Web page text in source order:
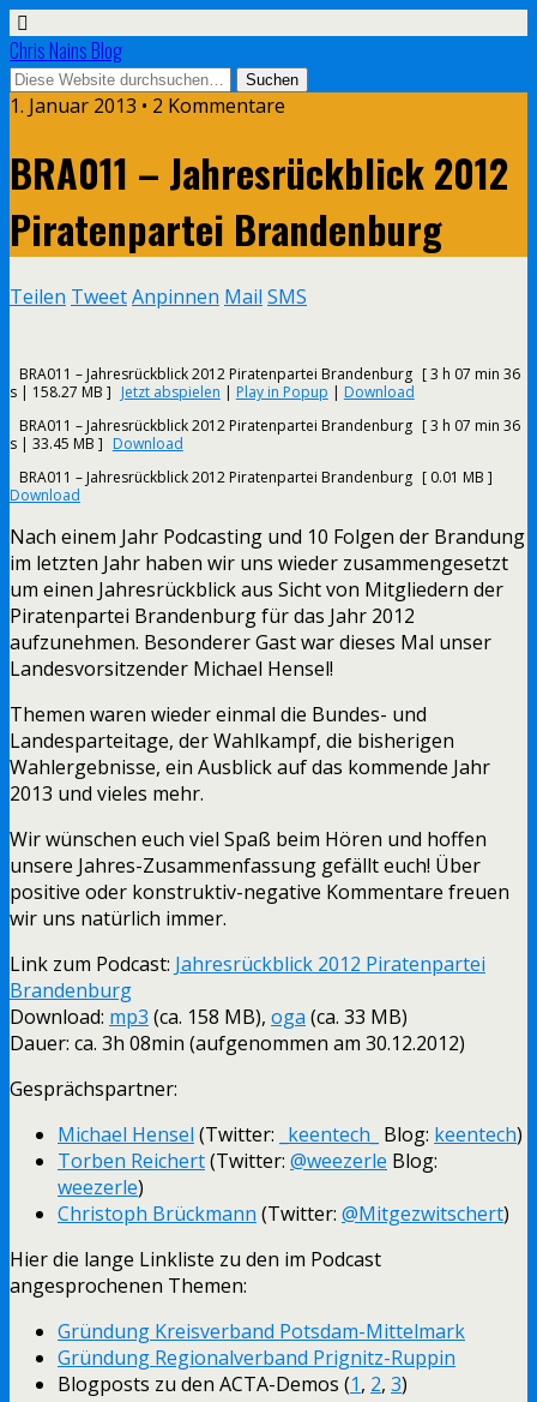
Chris Nains Blog
1. Januar 2013 • 2 Kommentare
BRA011 – Jahresrückblick 2012
Piratenpartei Brandenburg
Teilen TweetAnpinnen Mail SMS
BRA011 – Jahresrückblick 2012 Piratenpartei Brandenburg [ 3 h 07 min 36
s | 158.27 MB ] Jetzt abspielen | Play in Popup | Download
BRA011 – Jahresrückblick 2012 Piratenpartei Brandenburg [ 3 h 07 min 36
s | 33.45 MB ] Download
BRA011 – Jahresrückblick 2012 Piratenpartei Brandenburg [ 0.01 MB ]
Download
Nach einem Jahr Podcasting und 10 Folgen der Brandung
im letzten Jahr haben wir uns wieder zusammengesetzt
um einen Jahresrückblick aus Sicht von Mitgliedern der
Piratenpartei Brandenburg für das Jahr 2012
aufzunehmen. Besonderer Gast war dieses Mal unser
Landesvorsitzender Michael Hensel!
Themen waren wieder einmal die Bundes- und
Landesparteitage, der Wahlkampf, die bisherigen
Wahlergebnisse, ein Ausblick auf das kommende Jahr
2013 und vieles mehr.
Wir wünschen euch viel Spaß beim Hören und hoffen
unsere Jahres-Zusammenfassung gefällt euch! Über
positive oder konstruktiv-negative Kommentare freuen
wir uns natürlich immer.
Link zum Podcast: Jahresrückblick 2012 Piratenpartei
Brandenburg
Download: mp3 (ca. 158 MB), oga (ca. 33 MB)
Dauer: ca. 3h 08min (aufgenommen am 30.12.2012)
Gesprächspartner:
Michael Hensel (Twitter: _keentech_ Blog: keentech)
Torben Reichert(Twitter: @weezerle Blog:
weezerle)
Christoph Brückmann (Twitter: @Mitgezwitschert)
Hier die lange Linkliste zu den im Podcast
angesprochenen Themen:
Gründung Kreisverband Potsdam-Mittelmark
Gründung Regionalverband Prignitz-Ruppin
Blogposts zu den ACTA-Demos (1, 2, 3)